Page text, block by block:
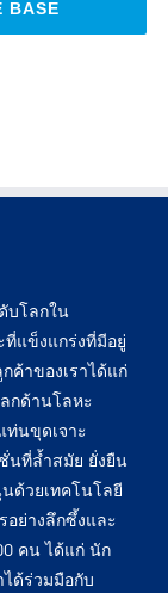
BASE
บโลกใน
ที่แข็งแกร่งที่มีอยู่
ค้าของเราได้แก่
กด้านโลหะ
ท่นขุดเจาะ
นที่ล้ำสมัย ยั่งยืน
ด้วยเทคโนโลยี
อย่างลึกซึ้งและ
คน ได้แก่ นัก
ด้ร่วมมือกับ